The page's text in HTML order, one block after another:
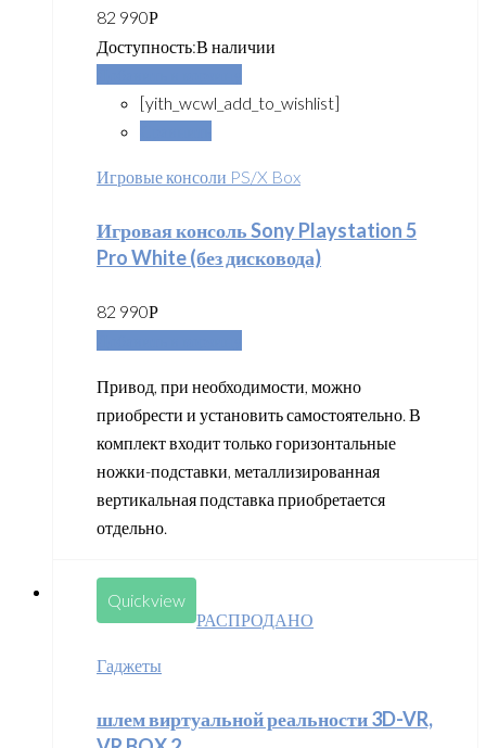
82 990Р
Доступность:В наличии
[yith_wcwl_add_to_wishlist]
Игровые консоли PS/X Box
Игровая консоль Sony Playstation 5
Pro White (без дисковода)
82 990Р
Привод, при необходимости, можно
приобрести и установить самостоятельно. В
комплект входит только горизонтальные
ножки-подставки, металлизированная
вертикальная подставка приобретается
отдельно.
Quickview
РАСПРОДАНО
Гаджеты
шлем виртуальной реальности 3D-VR,